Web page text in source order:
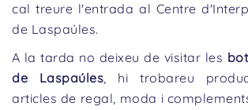
cal treure l'entrada al Centre
de Laspaúles.
A la tarda no deixeu de visitar les
de Laspaúles, hi trobareu
articles de regal, moda i